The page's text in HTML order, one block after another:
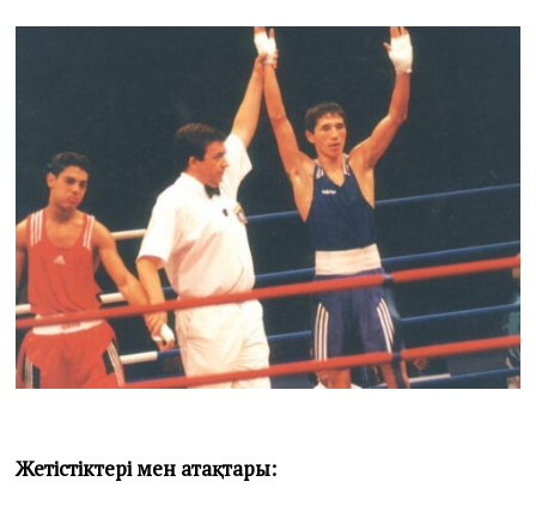
Жетістіктері мен атақтары: